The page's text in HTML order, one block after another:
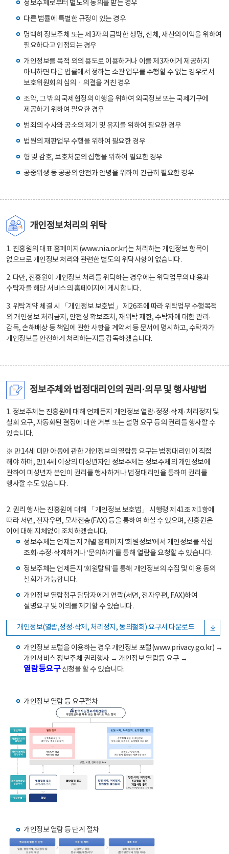
정보주체로부터 별도의 동의를 받는 경우
다른 법률에 특별한 규정이 있는 경우
명백히 정보주체 또는 제3자의 급박한 생명, 신체, 재산의 이익을 위하여
필요하다고 인정되는 경우
개인정보를 목적 외의 용도로 이용하거나 이를 제3자에게 제공하지
아니하면 다른 법률에서 정하는 소관 업무를 수행할 수 없는 경우로서
보호위원회의 심의ㆍ의결을 거친 경우
조약, 그 밖의 국제협정의 이행을 위하여 외국정보 또는 국제기구에
제공하기 위하여 필요한 경우
범죄의 수사와 공소의 제기 및 유지를 위하여 필요한 경우
법원의 재판업무 수행을 위하여 필요한 경우
형 및 감호, 보호처분의 집행을 위하여 필요한 경우
공중위생 등 공공의 안전과 안녕을 위하여 긴급히 필요한 경우
개인정보처리의 위탁
1. 진흥원의 대표 홈페이지(www.nia.or.kr)는 처리하는 개인정보 항목이
없으므로 개인정보 처리와 관련한 별도의 위탁사항이 없습니다.
2. 다만, 진흥원이 개인정보 처리를 위탁하는 경우에는 위탁업무의 내용과
수탁자를 해당 서비스의 홈페이지에 게시합니다.
3. 위탁계약 체결 시 「개인정보 보호법」 제26조에 따라 위탁업무 수행목적
외 개인정보 처리금지, 안전성 확보조치, 재위탁 제한, 수탁자에 대한 관리·
감독, 손해배상 등 책임에 관한 사항을 계약서 등 문서에 명시하고, 수탁자가
개인정보를 안전하게 처리하는지를 감독하겠습니다.
정보주체와 법정대리인의 권리·의무 및 행사방법
1. 정보주체는 진흥원에 대해 언제든지 개인정보 열람·정정·삭제·처리정지 및
철회 요구, 자동화된 결정에 대한 거부 또는 설명 요구 등의 권리를 행사할 수
있습니다.
※ 만14세 미만 아동에 관한 개인정보의 열람등 요구는 법정대리인이 직접
해야 하며, 만14세 이상의 미성년자인 정보주체는 정보주체의 개인정보에
관하여 미성년자 본인이 권리를 행사하거나 법정대리인을 통하여 권리를
행사할 수도 있습니다.
2. 권리 행사는 진흥원에 대해 「개인정보 보호법」 시행령 제41조 제1항에
따라 서면, 전자우편, 모사전송(FAX) 등을 통하여 하실 수 있으며, 진흥원은
이에 대해 지체없이 조치하겠습니다.
정보주체는 언제든지 개별 홈페이지 ‘회원정보’에서 개인정보를 직접
조회·수정·삭제하거나 ‘문의하기’를 통해 열람을 요청할 수 있습니다.
정보주체는 언제든지 ‘회원탈퇴’를 통해 개인정보의 수집 및 이용 동의
철회가 가능합니다.
개인정보 열람청구 담당자에게 연락(서면, 전자우편, FAX)하여
설명요구 및 이의를 제기할 수 있습니다.
개인정보(열람,정정·삭제, 처리정지, 동의철회) 요구서 다운로드
개인정보 포털을 이용하는 경우 개인정보 포털(www.privacy.go.kr) →
개인서비스 정보주체 권리행사 → 개인정보 열람등 요구 →
열람등요구신청을 할 수 있습니다.
개인정보 열람 등 요구절차
개인정보 열람 등 단계 절차